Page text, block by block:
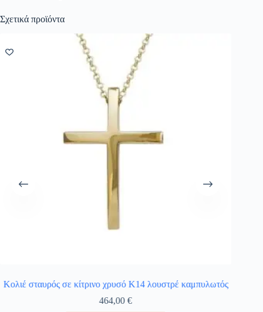
Σχετικά προϊόντα
Κολιέ σταυρός σε κίτρινο χρυσό Κ14 λουστρέ καμπυλωτός
464,00€